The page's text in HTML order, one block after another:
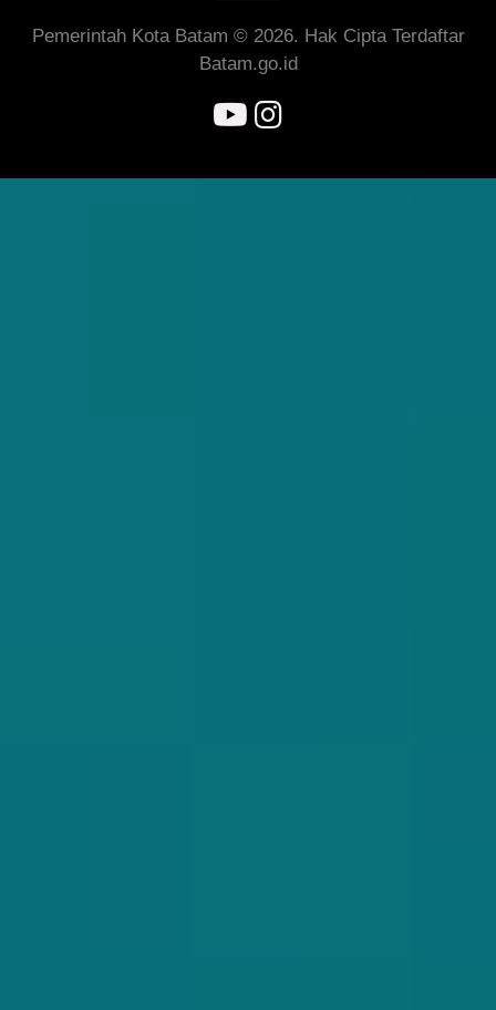
Pemerintah Kota Batam © 2026. Hak Cipta Terdaftar
Batam.go.id